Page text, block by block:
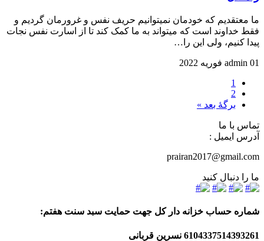
ما معتقدیم که خودمان نمیتوانیم حریف نفس و غرورمان گردیم و
فقط خداوند است که میتواند به ما کمک کند تا از اسارت نفس نجات
پیدا کنیم، ولی این را…
admin 01 فوریه 2022
1
2
برگهٔ بعد »
تماس با ما
آدرس ایمیل :
prairan2017@gmail.com
ما را دنبال کنید
شماره حساب خزانه دار کل جهت حمایت سبد سنت هفتم:
6104337514393261 نسرین قربانی